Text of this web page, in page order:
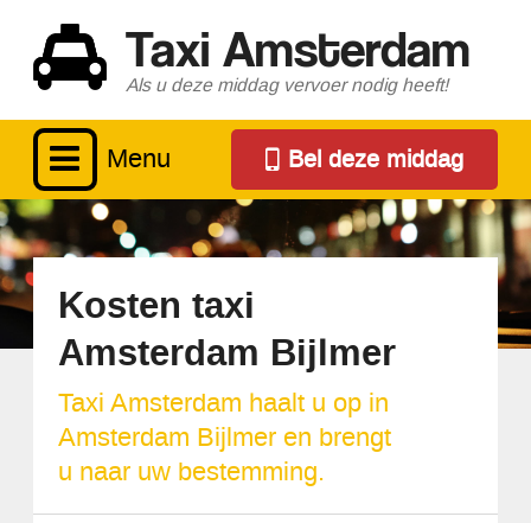
Taxi Amsterdam
Als u deze middag vervoer nodig heeft!
Menu Bel deze middag
Kosten taxi
Amsterdam Bijlmer
Taxi Amsterdam haalt u op in
Amsterdam Bijlmer en brengt
u naar uw bestemming.